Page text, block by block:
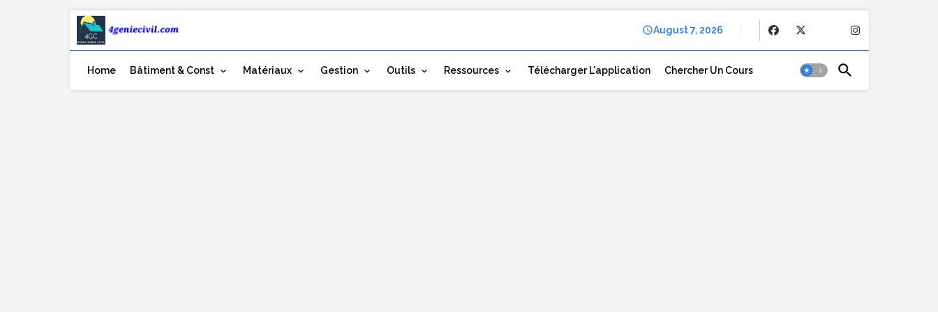
August 7, 2026
Home Bâtiment & Const Matériaux Gestion Outils Ressources Télécharger L'application Chercher Un Cours